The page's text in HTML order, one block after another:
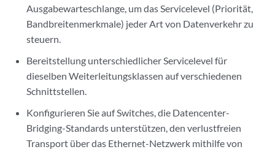
Ausgabewarteschlange, um das Servicelevel (Priorität,
Bandbreitenmerkmale) jeder Art von Datenverkehr zu
steuern.
Bereitstellung unterschiedlicher Servicelevel für
dieselben Weiterleitungsklassen auf verschiedenen
Schnittstellen.
Konfigurieren Sie auf Switches, die Datencenter-
Bridging-Standards unterstützen, den verlustfreien
Transport über das Ethernet-Netzwerk mithilfe von